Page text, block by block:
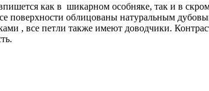
как в шикарном особняке, так и в
поверхности облицованы натуральным
, все петли также имеют доводчики.